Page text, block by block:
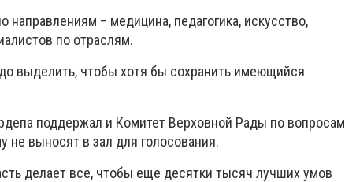
– медицина, педагогика, искусство,
по отраслям.
выделить, чтобы хотя бы сохранить имеющийся
поддержал и Комитет Верховной Рады по вопросам
не выносят в зал для голосования.
делает все, чтобы еще десятки тысяч лучших умов